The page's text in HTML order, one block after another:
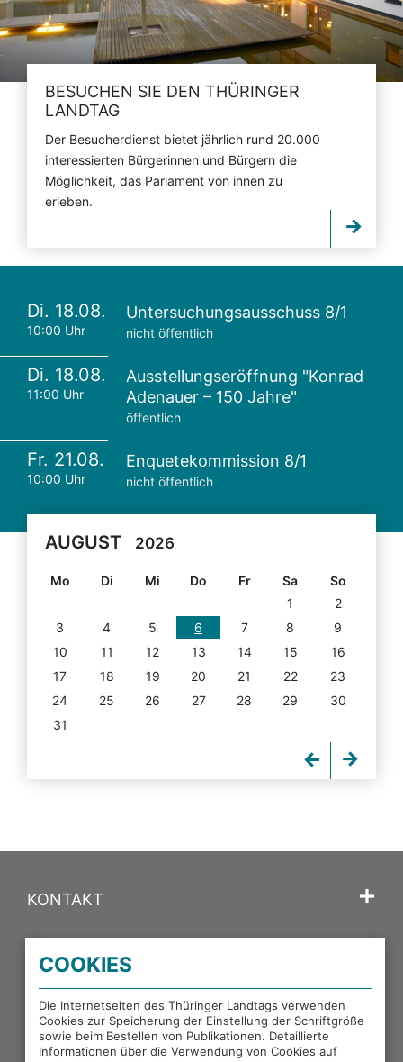
BESUCHEN SIE DEN THÜRINGER
LANDTAG
Der Besucherdienst bietet jährlich rund 20.000
interessierten Bürgerinnen und Bürgern die
Möglichkeit, das Parlament von innen zu
erleben.
Di. 18.08.
10:00 Uhr
Untersuchungsausschuss 8/1
nicht öffentlich
Di. 18.08.
11:00 Uhr
Ausstellungseröffnung "Konrad
Adenauer – 150 Jahre"
öffentlich
Fr. 21.08.
10:00 Uhr
Enquetekommission 8/1
nicht öffentlich
AUGUST 2026
Mo Di Mi Do Fr Sa
So
1
2
3
4 5 6 7 8
9
10
11 12 13 14 15
16
17
18 19 20 21 22
23
24
25 26 27 28 29
30
31
KONTAKT
PORTALE DES THÜRINGER LANDTAGS
EXTERNE LINKS
COOKIES
Die Internetseiten des Thüringer Landtags verwenden
Cookies zur Speicherung der Einstellung der Schriftgröße
sowie beim Bestellen von Publikationen. Detaillierte
Informationen über die Verwendung von Cookies auf